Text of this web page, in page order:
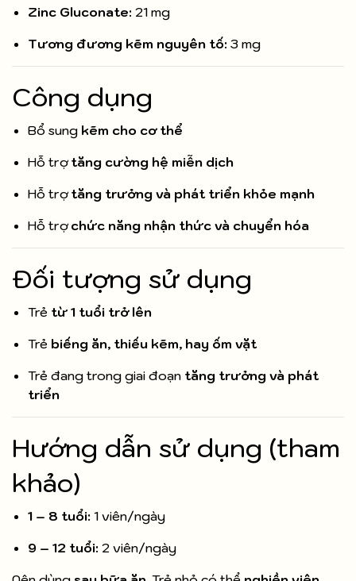
Zinc Gluconate: 21 mg
Tương đương kẽm nguyên tố: 3 mg
Công dụng
Bổ sung kẽm cho cơ thể
Hỗ trợtăng cường hệ miễn dịch
Hỗ trợtăng trưởng và phát triển khỏe mạnh
Hỗ trợchức năng nhận thức và chuyển hóa
Đối tượng sử dụng
Trẻ từ 1 tuổi trở lên
Trẻ biếng ăn, thiếu kẽm, hay ốm vặt
Trẻ đang trong giai đoạn tăng trưởng và phát
triển
Hướng dẫn sử dụng (tham
khảo)
1 – 8 tuổi: 1 viên/ngày
9 – 12 tuổi: 2 viên/ngày